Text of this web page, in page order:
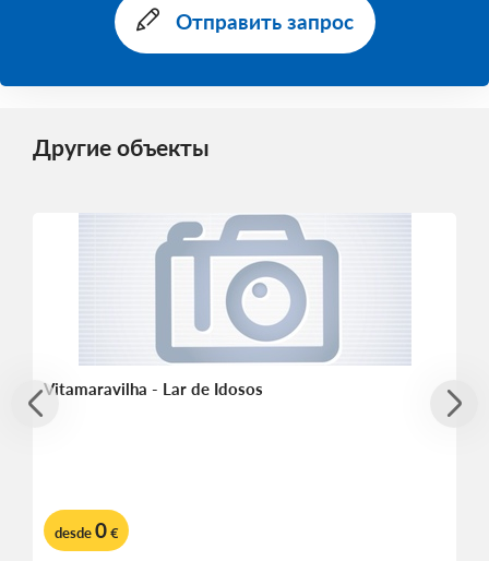
Отправить запрос
Другие объекты
Vitamaravilha - Lar de Idosos
desde0€